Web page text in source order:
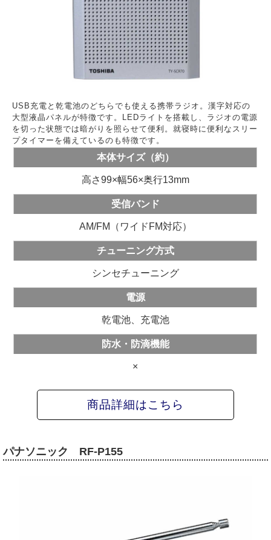
USB充電と乾電池のどちらでも使える携帯ラジオ。漢字対応の
大型液晶パネルが特徴です。LEDライトを搭載し、ラジオの電源
を切った状態では暗がりを照らせて便利。就寝時に便利なスリー
プタイマーを備えているのも特徴です。
本体サイズ（約）
高さ99×幅56×奥行13mm
受信バンド
AM/FM（ワイドFM対応）
チューニング方式
シンセチューニング
電源
乾電池、充電池
防水・防滴機能
×
商品詳細はこちら
パナソニック RF-P155